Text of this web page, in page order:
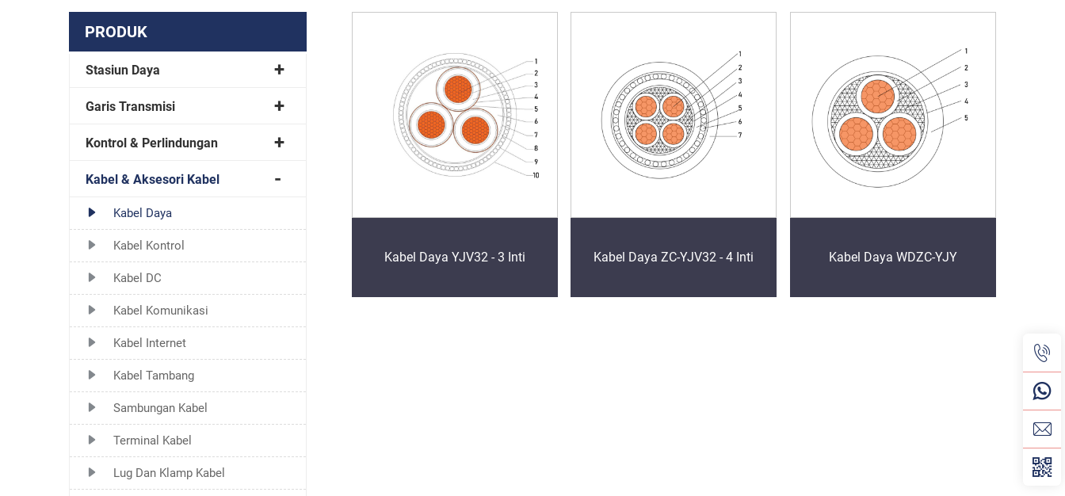
PRODUK
Stasiun Daya
Garis Transmisi
Kontrol & Perlindungan
Kabel & Aksesori Kabel
Kabel Daya
Kabel Kontrol
Kabel DC
Kabel Komunikasi
Kabel Internet
Kabel Tambang
Sambungan Kabel
Terminal Kabel
Lug Dan Klamp Kabel
Kabel Daya YJV32 - 3 Inti Kabel Daya ZC-YJV32 - 4 Inti Kabel Daya WDZC-YJY